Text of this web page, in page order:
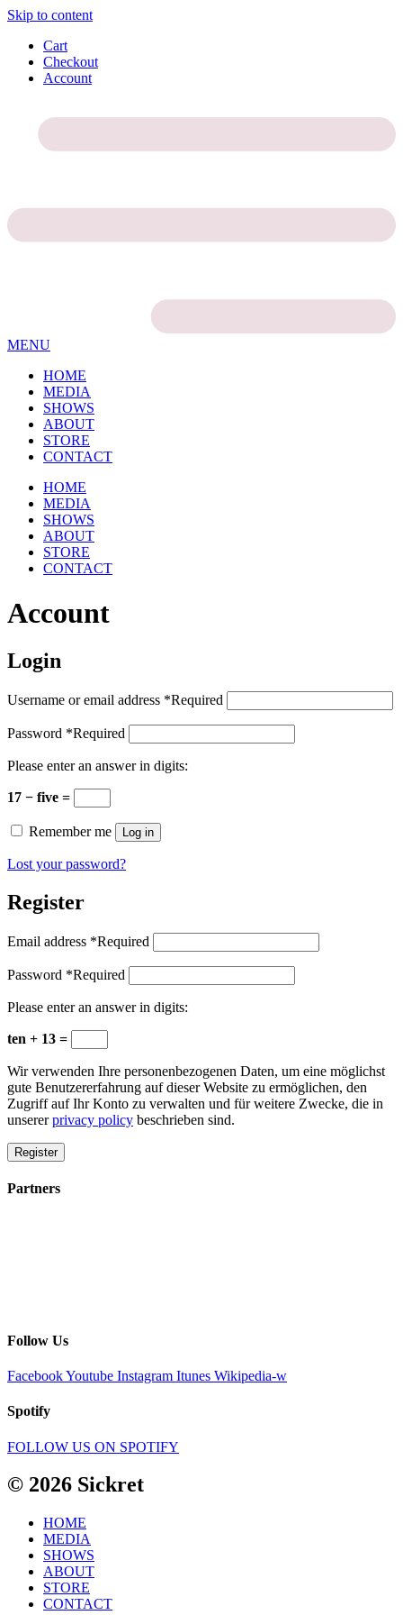
Skip to content
Cart
Checkout
Account
MENU
HOME
MEDIA
SHOWS
ABOUT
STORE
CONTACT
HOME
MEDIA
SHOWS
ABOUT
STORE
CONTACT
Account
Login
Username or email address *Required
Password *Required
Please enter an answer in digits:
17 − five =
Remember me Log in
Lost your password?
Register
Email address *Required
Password *Required
Please enter an answer in digits:
ten + 13 =
Wir verwenden Ihre personenbezogenen Daten, um eine möglichst
gute Benutzererfahrung auf dieser Website zu ermöglichen, den
Zugriff auf Ihr Konto zu verwalten und für weitere Zwecke, die in
unsererprivacy policy beschrieben sind.
Register
Partners
Follow Us
FacebookYoutube Instagram Itunes Wikipedia-w
Spotify
FOLLOW US ON SPOTIFY
© 2026 Sickret
HOME
MEDIA
SHOWS
ABOUT
STORE
CONTACT